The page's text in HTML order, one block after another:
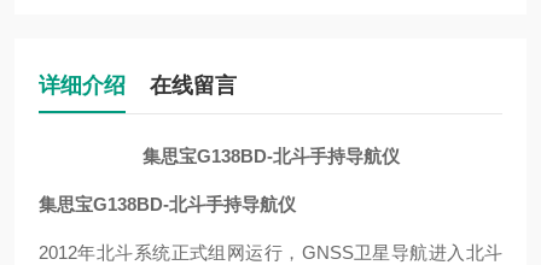
详细介绍 在线留言
集思宝G138BD-北斗手持导航仪
集思宝G138BD-北斗手持导航仪
2012年北斗系统正式组网运行，GNSS卫星导航进入北斗